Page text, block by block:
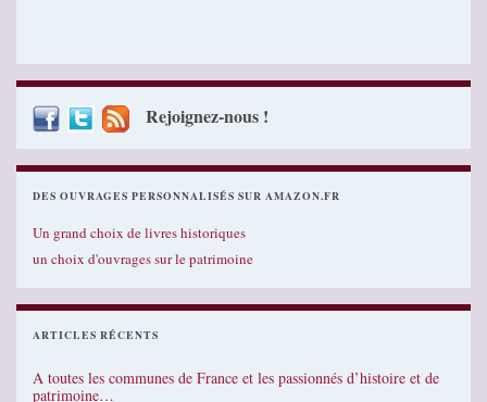
Rejoignez-nous !
DES OUVRAGES PERSONNALISÉS SUR AMAZON.FR
Un grand choix de livres historiques
un choix d'ouvrages sur le patrimoine
ARTICLES RÉCENTS
A toutes les communes de France et les passionnés d’histoire et de
patrimoine…